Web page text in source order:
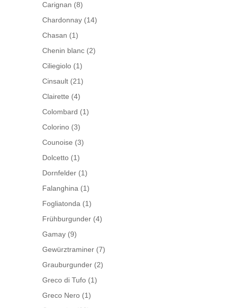
Carignan (8)
Chardonnay (14)
Chasan (1)
Chenin blanc (2)
Ciliegiolo (1)
Cinsault (21)
Clairette (4)
Colombard (1)
Colorino (3)
Counoise (3)
Dolcetto (1)
Dornfelder (1)
Falanghina (1)
Fogliatonda (1)
Frühburgunder (4)
Gamay (9)
Gewürztraminer (7)
Grauburgunder (2)
Greco di Tufo (1)
Greco Nero (1)